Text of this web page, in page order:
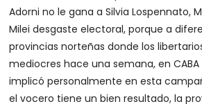
Adorni no le gana a Silvia Lospennato,
Milei desgaste electoral, porque a
provincias norteñas donde los
mediocres hace una semana, en CABA
implicó personalmente en esta
el vocero tiene un bien resultado, la